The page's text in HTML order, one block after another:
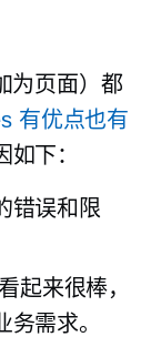
为页面）都
有优点也有
下：
错误和限
起来很棒，
需求。